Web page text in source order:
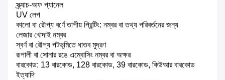
স্ক্র্যাচ-অফ প্যানেল
UV লেপ
কালো বা রৌপ্য বর্ণে তাপীয় প্রিন্টিং: নম্বর বা তথ্য পরিবর্তনের জন্য
লেজার খোদাই নম্বর
স্বর্ণ বা রৌপ্য পটভূমিতে ধাতব মুদ্রণ
রূপালী বা সোনার রঙে এম্বোসিং নম্বর বা অক্ষর
বারকোড: 13 বারকোড, 128 বারকোড, 39 বারকোড, কিউআর বারকোড
ইত্যাদি